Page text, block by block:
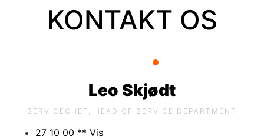
KONTAKT OS
Leo Skjødt
SERVICECHEF, HEAD OF SERVICE DEPARTMENT
27 10 00 ** Vis